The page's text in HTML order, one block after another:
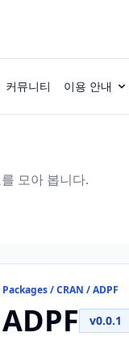
커뮤니티 이용 안내
모아 봅니다.
Packages / CRAN / ADPF
ADPF v0.0.1